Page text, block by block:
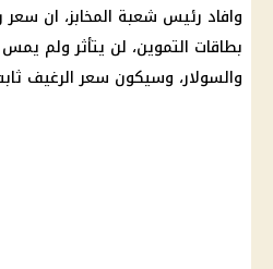
وافاد رئيس شعبة المخابز، ان سعر
بطاقات التموين، لن يتأثر ولم يمس
والسولار، وسيكون سعر الرغيف ثابت كما